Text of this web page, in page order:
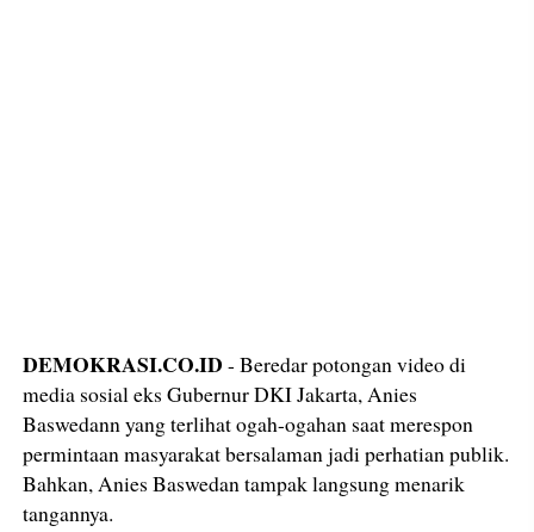
DEMOKRASI.CO.ID- Beredar potongan video di
media sosial eks Gubernur DKI Jakarta, Anies
Baswedann yang terlihat ogah-ogahan saat merespon
permintaan masyarakat bersalaman jadi perhatian publik.
Bahkan, Anies Baswedan tampak langsung menarik
tangannya.